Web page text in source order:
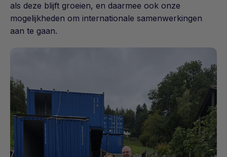
als deze blijft groeien, en daarmee ook onze
mogelijkheden om internationale samenwerkingen
aan te gaan.